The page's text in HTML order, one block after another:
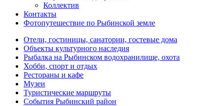
Коллектив
Контакты
Фотопутешествие по Рыбинской земле
Отели, гостиницы, санатории, гостевые дома
Объекты культурного наследия
Рыбалка на Рыбинском водохранилище, охота
Хобби, спорт и отдых
Рестораны и кафе
Музеи
Туристические маршруты
События Рыбинский район